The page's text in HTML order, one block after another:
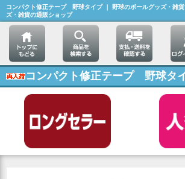
コンパクト修正テープ 野球タイプ ｜ 野球のボールグッズ・雑
ズ・雑貨の通販ショップ
コンパクト修正テープ 野球タ